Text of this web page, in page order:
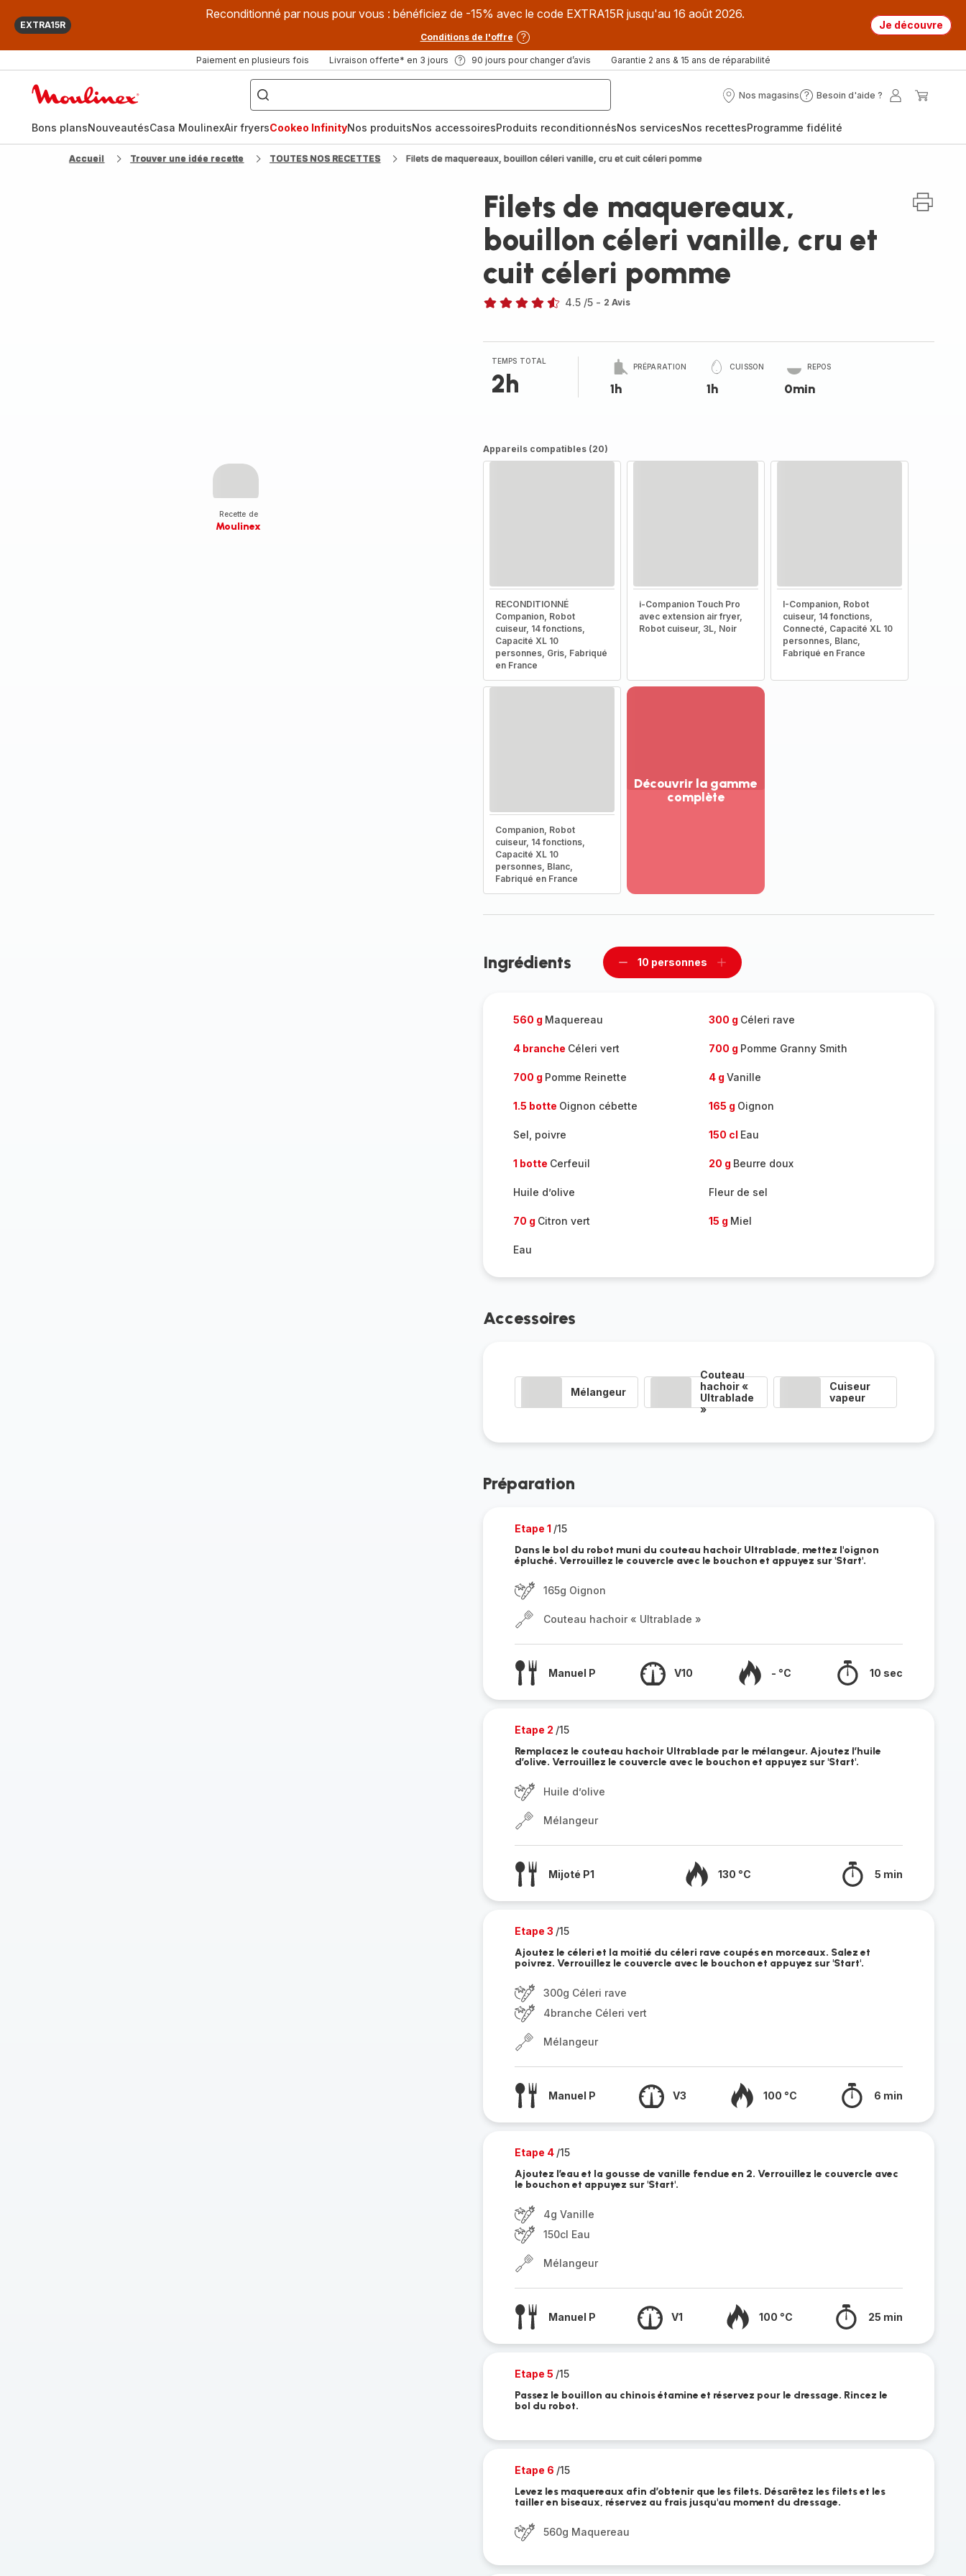
EXTRA15R
Reconditionné par nous pour vous : bénéficiez de -15% avec le code EXTRA15R jusqu'au 16 août 2026.
Conditions de l'offre
Je découvre
Paiement en plusieurs fois Livraison offerte* en 3 jours 90 jours pour changer d’avis Garantie 2 ans & 15 ans de réparabilité
["Que
recherchez-
vous
?",
fryer",
"Companion"]
Nos magasins
Nos
Besoin d'aide ?
Besoin
?
Mon
Bons plansNouveautésCasa MoulinexAir fryersCookeo InfinityNos produitsNos accessoiresProduits reconditionnésNos servicesNos recettesProgramme fidélité
Accueil Trouver une idée recette TOUTES NOS RECETTES Filets de maquereaux, bouillon céleri vanille, cru et cuit céleri pomme
Recette de
Moulinex
Filets de maquereaux,
bouillon céleri vanille, cru et
cuit céleri pomme
4.5 /5 - 2 Avis
TEMPS TOTAL
2h
PRÉPARATION
1h
CUISSON
1h
REPOS
0min
Appareils compatibles (20)
RECONDITIONNÉ
Companion, Robot
cuiseur, 14 fonctions,
Capacité XL 10
personnes, Gris, Fabriqué
en France
i-Companion Touch Pro
avec extension air fryer,
Robot cuiseur, 3L, Noir
I-Companion, Robot
cuiseur, 14 fonctions,
Connecté, Capacité XL 10
personnes, Blanc,
Fabriqué en France
Companion, Robot
cuiseur, 14 fonctions,
Capacité XL 10
personnes, Blanc,
Fabriqué en France
Découvrir la gamme
complète
complète
Ingrédients
Supprimer
10 personnes
Ajouter
560 g Maquereau 300 g Céleri rave
4 branche Céleri vert 700 g Pomme Granny Smith
700 g Pomme Reinette 4 g Vanille
1.5 botte Oignon cébette 165 g Oignon
Sel, poivre 150 cl Eau
1 botte Cerfeuil 20 g Beurre doux
Huile d’olive Fleur de sel
70 g Citron vert 15 g Miel
Eau
Accessoires
Mélangeur
Couteau
hachoir «
Ultrablade
»
Cuiseur
vapeur
Préparation
Etape 1 /15
Dans le bol du robot muni du couteau hachoir Ultrablade, mettez l'oignon
épluché. Verrouillez le couvercle avec le bouchon et appuyez sur 'Start'.
165g Oignon
Couteau hachoir « Ultrablade »
Manuel P V10 - °C 10 sec
Etape 2 /15
Remplacez le couteau hachoir Ultrablade par le mélangeur. Ajoutez l’huile
d’olive. Verrouillez le couvercle avec le bouchon et appuyez sur 'Start'.
Huile d’olive
Mélangeur
Mijoté P1 130 °C 5 min
Etape 3 /15
Ajoutez le céleri et la moitié du céleri rave coupés en morceaux. Salez et
poivrez. Verrouillez le couvercle avec le bouchon et appuyez sur 'Start'.
300g Céleri rave
4branche Céleri vert
Mélangeur
Manuel P V3 100 °C 6 min
Etape 4 /15
Ajoutez l’eau et la gousse de vanille fendue en 2. Verrouillez le couvercle avec
le bouchon et appuyez sur 'Start'.
4g Vanille
150cl Eau
Mélangeur
Manuel P V1 100 °C 25 min
Etape 5 /15
Passez le bouillon au chinois étamine et réservez pour le dressage. Rincez le
bol du robot.
Etape 6 /15
Levez les maquereaux afin d’obtenir que les filets. Désarêtez les filets et les
tailler en biseaux, réservez au frais jusqu'au moment du dressage.
560g Maquereau